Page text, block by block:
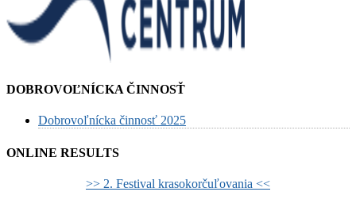
DOBROVOĽNÍCKA ČINNOSŤ
Dobrovoľnícka činnosť 2025
ONLINE RESULTS
>> 2. Festival krasokorčuľovania <<